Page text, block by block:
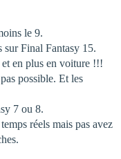
le 9.
sur Final Fantasy 15.
en plus en voiture !!!
possible. Et les
7 ou 8.
réels mais pas avez